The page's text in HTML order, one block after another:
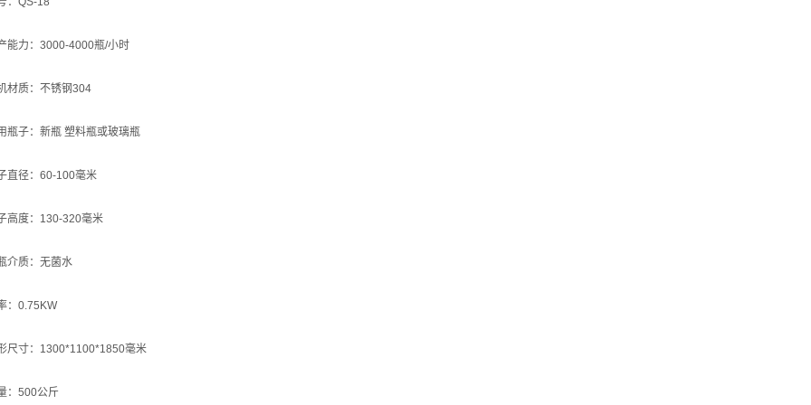
力：3000-4000瓶/小时
质：不锈钢304
子：新瓶 塑料瓶或玻璃瓶
径：60-100毫米
度：130-320毫米
质：无菌水
0.75KW
寸：1300*1100*1850毫米
500公斤